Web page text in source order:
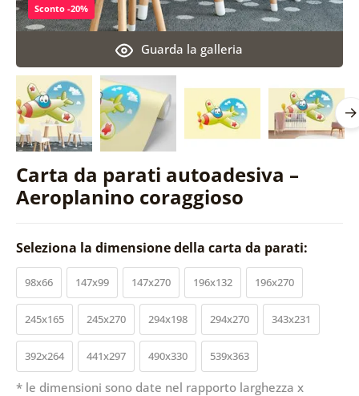
Carta da parati autoadesiva –
Aeroplanino coraggioso
Guarda la galleria
Sconto -20%
Seleziona la dimensione della carta da parati:
98x66 147x99 147x270 196x132 196x270
245x165 245x270 294x198 294x270 343x231
392x264 441x297 490x330 539x363
* le dimensioni sono date nel rapporto larghezza x